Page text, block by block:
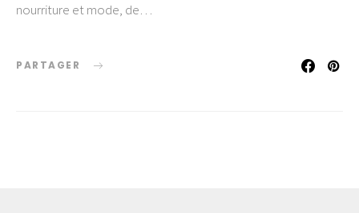
nourriture et mode, de…
PARTAGER